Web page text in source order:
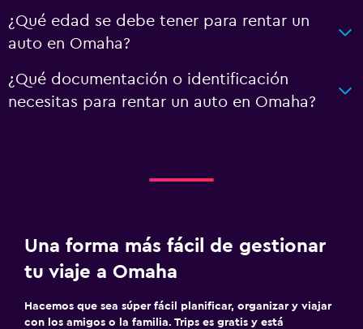
¿Qué edad se debe tener para rentar un
auto en Omaha?
¿Qué documentación o identificación
necesitas para rentar un auto en Omaha?
Una forma más fácil de gestionar
tu viaje a Omaha
Hacemos que sea súper fácil planificar, organizar y viajar
con los amigos o la familia. Trips es gratis y está